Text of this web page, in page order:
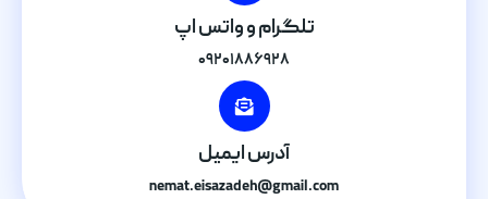
تلگرام و واتس اپ
۰۹۲۰۱۸۸۶۹۲۸
آدرس ایمیل
nemat.eisazadeh@gmail.com